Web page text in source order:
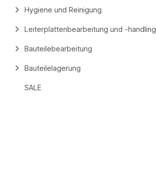
Hygiene und Reinigung
Leiterplattenbearbeitung und -handling
Bauteilebearbeitung
Bauteilelagerung
SALE